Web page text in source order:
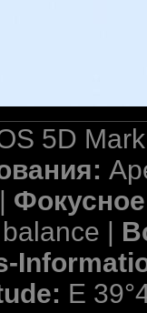
5D
|
E